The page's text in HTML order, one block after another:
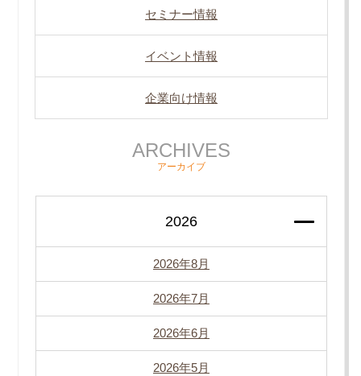
セミナー情報
イベント情報
企業向け情報
ARCHIVES
アーカイブ
2026
2026年8月
2026年7月
2026年6月
2026年5月